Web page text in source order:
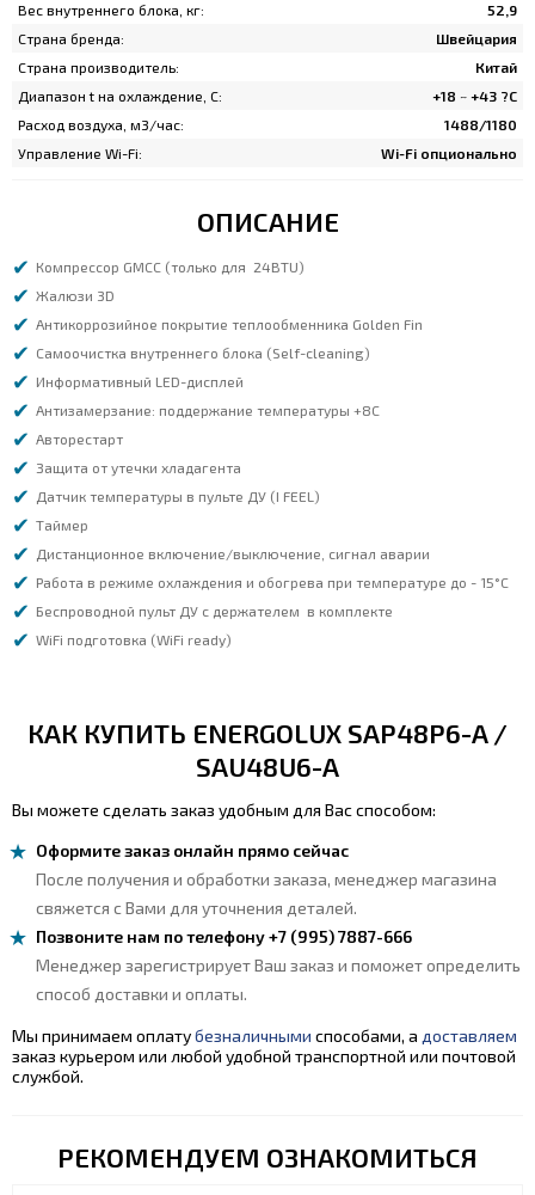
Вес внутреннего блока, кг:
52,9
Страна бренда:
Швейцария
Страна производитель:
Китай
Диапазон t на охлаждение, C:
+18 ~ +43 ?С
Расход воздуха, м3/час:
1488/1180
Управление Wi-Fi:
Wi-Fi опционально
ОПИСАНИЕ
Компрессор GMCC (только для 24BTU)
Жалюзи 3D
Антикоррозийное покрытие теплообменника Golden Fin
Самоочистка внутреннего блока (Self-cleaning)
Информативный LED-дисплей
Антизамерзание: поддержание температуры +8С
Авторестарт
Защита от утечки хладагента
Датчик температуры в пульте ДУ (I FEEL)
Таймер
Дистанционное включение/выключение, сигнал аварии
Работа в режиме охлаждения и обогрева при температуре до - 15°C
Беспроводной пульт ДУ с держателем в комплекте
WiFi подготовка (WiFi ready)
КАК КУПИТЬ ENERGOLUX SAP48P6-A /
SAU48U6-A
Вы можете сделать заказ удобным для Вас способом:
Оформите заказ онлайн прямо сейчас
После получения и обработки заказа, менеджер магазина
свяжется с Вами для уточнения деталей.
Позвоните нам по телефону +7 (995) 7887-666
Менеджер зарегистрирует Ваш заказ и поможет определить
способ доставки и оплаты.
Мы принимаем оплатубезналичными способами, а доставляем
заказ курьером или любой удобной транспортной или почтовой
службой.
РЕКОМЕНДУЕМ ОЗНАКОМИТЬСЯ